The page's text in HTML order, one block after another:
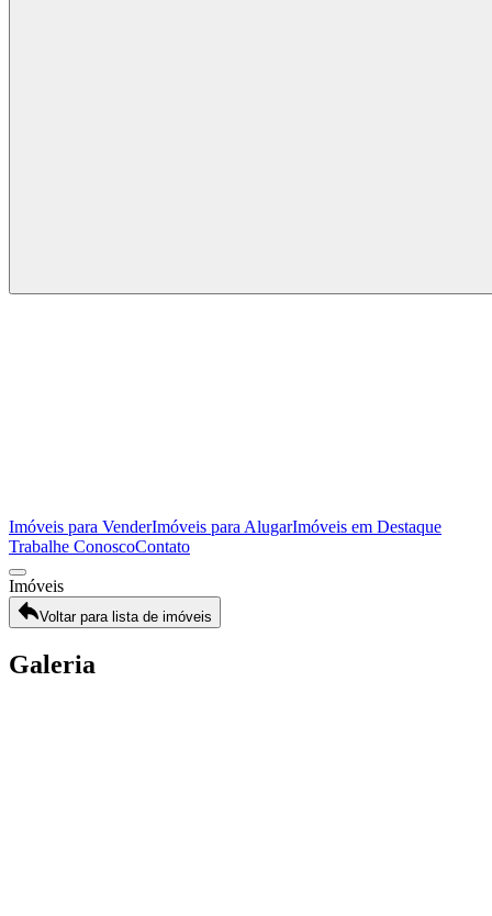
Imóveis para VenderImóveis para AlugarImóveis em Destaque
Trabalhe ConoscoContato
Imóveis
Voltar para lista de imóveis
Galeria